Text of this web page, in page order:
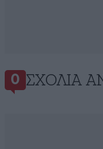
0 ΣΧΌΛΙΑ